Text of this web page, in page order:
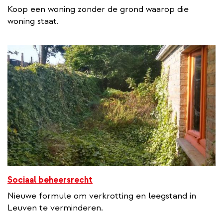
Koop een woning zonder de grond waarop die
woning staat.
Sociaal beheersrecht
Nieuwe formule om verkrotting en leegstand in
Leuven te verminderen.